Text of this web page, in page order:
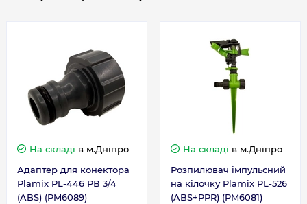
На складі в м.Дніпро
Адаптер для конектора
Plamix PL-446 РВ 3/4
(ABS) (PM6089)
На складі в м.Дніпро
Розпилювач імпульсний
на кілочку Plamix PL-526
(ABS+PPR) (PM6081)